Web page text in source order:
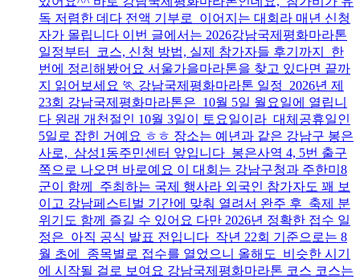
독 저렴한 데다 전액 기부로 이어지는 대회라 매년 신청
자가 몰립니다 이번 글에서는 2026강남국제평화마라톤
일정부터 코스, 신청 방법, 실제 참가자들 후기까지 한
번에 정리해봤어요 서울가을마라톤을 찾고 있다면 끝까
지 읽어보세요 🏃 강남국제평화마라톤 일정 2026년 제
23회 강남국제평화마라톤은 10월 5일 월요일에 열립니
다 원래 개천절인 10월 3일이 토요일이라 대체공휴일인
5일로 잡힌 거예요 ㅎㅎ 장소는 예년과 같은 강남구 봉은
사로, 삼성1동주민센터 앞입니다 봉은사역 4, 5번 출구
쪽으로 나오면 바로예요 이 대회는 강남구청과 주한미8
군이 함께 주최하는 국제 행사라 외국인 참가자도 꽤 보
이고 강남페스티벌 기간에 맞춰 열려서 완주 후 축제 분
위기도 함께 즐길 수 있어요 다만 2026년 정확한 접수 일
정은 아직 공식 발표 전입니다 작년 22회 기준으로는 8
월 초에 종목별로 접수를 열었으니 올해도 비슷한 시기
에 시작될 걸로 보여요 강남국제평화마라톤 코스 코스는